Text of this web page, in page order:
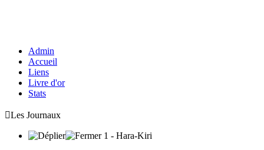
Admin
Accueil
Liens
Livre d'or
Stats
Les Journaux
1 - Hara-Kiri